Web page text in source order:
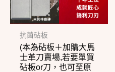
抗菌砧板
(本為砧板＋加購大馬
士革刀賣場,若要單買
砧板or刀，也可至原
種
款
可
在